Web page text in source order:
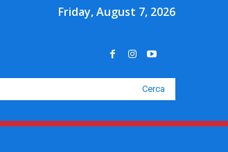
Friday, August 7, 2026
Cerca